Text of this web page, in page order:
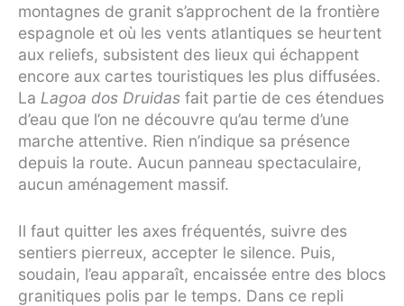
montagnes de granit s’approchent de la frontière
espagnole et où les vents atlantiques se heurtent
aux reliefs, subsistent des lieux qui échappent
encore aux cartes touristiques les plus diffusées.
La Lagoa dos Druidas fait partie de ces étendues
d’eau que l’on ne découvre qu’au terme d’une
marche attentive. Rien n’indique sa présence
depuis la route. Aucun panneau spectaculaire,
aucun aménagement massif.
Il faut quitter les axes fréquentés, suivre des
sentiers pierreux, accepter le silence. Puis,
soudain, l’eau apparaît, encaissée entre des blocs
granitiques polis par le temps. Dans ce repli